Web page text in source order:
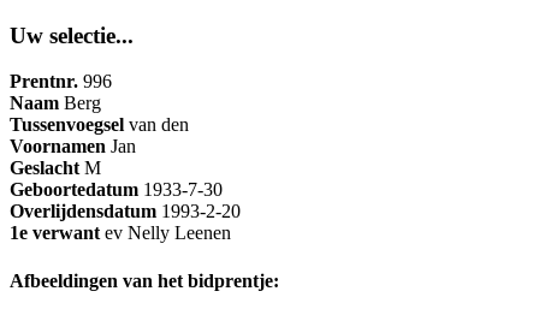
Uw selectie...
Prentnr. 996
Naam Berg
Tussenvoegsel van den
Voornamen Jan
GeslachtM
Geboortedatum 1933-7-30
Overlijdensdatum 1993-2-20
1e verwantev Nelly Leenen
Afbeeldingen van het bidprentje: